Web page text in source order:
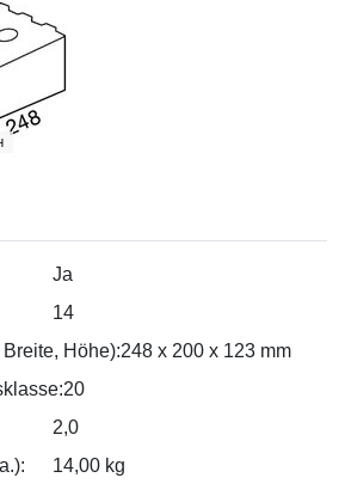
Ja
14
Höhe):248 x 200 x 123 mm
20
2,0
14,00 kg